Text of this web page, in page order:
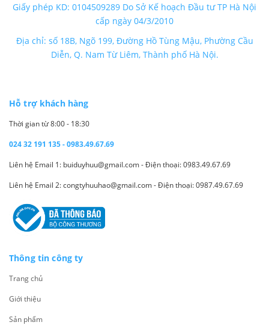
Giấy phép KD: 0104509289 Do Sở Kế hoạch Đầu tư TP Hà Nội
cấp ngày 04/3/2010
Địa chỉ: số 18B, Ngõ 199, Đường Hồ Tùng Mậu, Phường Cầu
Diễn, Q. Nam Từ Liêm, Thành phố Hà Nội.
Hỗ trợ khách hàng
Thời gian từ 8:00 - 18:30
024 32 191 135 - 0983.49.67.69
Liên hệ Email 1: buiduyhuu@gmail.com - Điện thoại: 0983.49.67.69
Liên hệ Email 2: congtyhuuhao@gmail.com - Điện thoại: 0987.49.67.69
Thông tin công ty
Trang chủ
Giới thiệu
Sản phẩm